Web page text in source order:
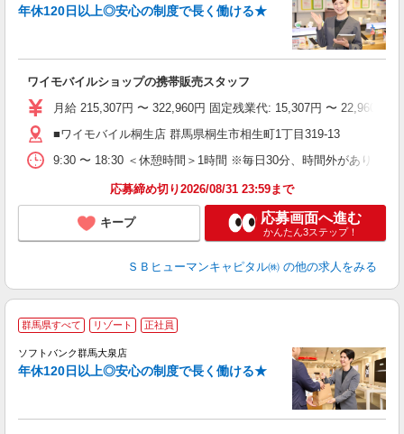
年休120日以上◎安心の制度で長く働ける★
ワイモバイルショップの携帯販売スタッフ
月給 215,307円 〜 322,960円 固定残業代: 15,307円 〜 22,960円
■ワイモバイル桐生店 群馬県桐生市相生町1丁目319‐13
9:30 〜 18:30 ＜休憩時間＞1時間 ※毎日30分、時間外があります
応募締め切り2026/08/31 23:59まで
キープ 応募画面へ進む
かんたん3ステップ！
ＳＢヒューマンキャピタル㈱ の他の求人をみる
群馬県すべて リゾート 正社員
ソフトバンク群馬大泉店
年休120日以上◎安心の制度で長く働ける★